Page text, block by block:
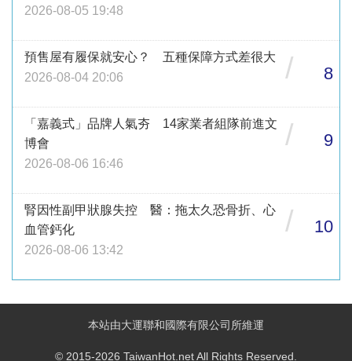
2026-08-05 19:48
預售屋有履保就安心？ 五種保障方式差很大
2026-08-04 20:06
/ 8
「嘉義式」品牌人氣夯 14家業者組隊前進文
博會
2026-08-06 16:46
/ 9
腎因性副甲狀腺失控 醫：拖太久恐骨折、心
血管鈣化
2026-08-06 13:42
/ 10
本站由大運聯和國際有限公司所維運
© 2015-2026 TaiwanHot.net All Rights Reserved.